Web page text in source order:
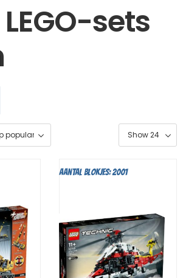
sets
het tijdloze ontwerp van deze LEGO-
Aantal blokjes: 2001